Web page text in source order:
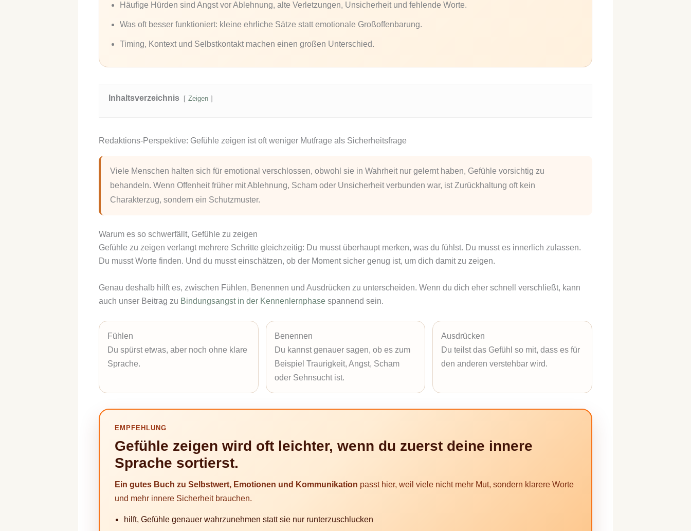
Häufige Hürden sind Angst vor Ablehnung, alte Verletzungen, Unsicherheit und fehlende Worte.
Was oft besser funktioniert: kleine ehrliche Sätze statt emotionale Großoffenbarung.
Timing, Kontext und Selbstkontakt machen einen großen Unterschied.
Inhaltsverzeichnis Zeigen
Redaktions-Perspektive: Gefühle zeigen ist oft weniger Mutfrage als Sicherheitsfrage
Viele Menschen halten sich für emotional verschlossen, obwohl sie in Wahrheit nur gelernt haben, Gefühle vorsichtig zu
behandeln. Wenn Offenheit früher mit Ablehnung, Scham oder Unsicherheit verbunden war, ist Zurückhaltung oft kein
Charakterzug, sondern ein Schutzmuster.
Warum es so schwerfällt, Gefühle zu zeigen
Gefühle zu zeigen verlangt mehrere Schritte gleichzeitig: Du musst überhaupt merken, was du fühlst. Du musst es innerlich zulassen.
Du musst Worte finden. Und du musst einschätzen, ob der Moment sicher genug ist, um dich damit zu zeigen.
Genau deshalb hilft es, zwischen Fühlen, Benennen und Ausdrücken zu unterscheiden. Wenn du dich eher schnell verschließt, kann
auch unser Beitrag zu Bindungsangst in der Kennenlernphase spannend sein.
Fühlen
Du spürst etwas, aber noch ohne klare
Sprache.
Benennen
Du kannst genauer sagen, ob es zum
Beispiel Traurigkeit, Angst, Scham
oder Sehnsucht ist.
Ausdrücken
Du teilst das Gefühl so mit, dass es für
den anderen verstehbar wird.
EMPFEHLUNG
Gefühle zeigen wird oft leichter, wenn du zuerst deine innere
Sprache sortierst.
Ein gutes Buch zu Selbstwert, Emotionen und Kommunikation passt hier, weil viele nicht mehr Mut, sondern klarere Worte
und mehr innere Sicherheit brauchen.
hilft, Gefühle genauer wahrzunehmen statt sie nur runterzuschlucken